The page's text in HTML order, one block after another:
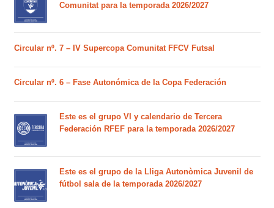
Comunitat para la temporada 2026/2027
Circular nº. 7 – IV Supercopa Comunitat FFCV Futsal
Circular nº. 6 – Fase Autonómica de la Copa Federación
Este es el grupo VI y calendario de Tercera
Federación RFEF para la temporada 2026/2027
Este es el grupo de la Lliga Autonòmica Juvenil de
fútbol sala de la temporada 2026/2027